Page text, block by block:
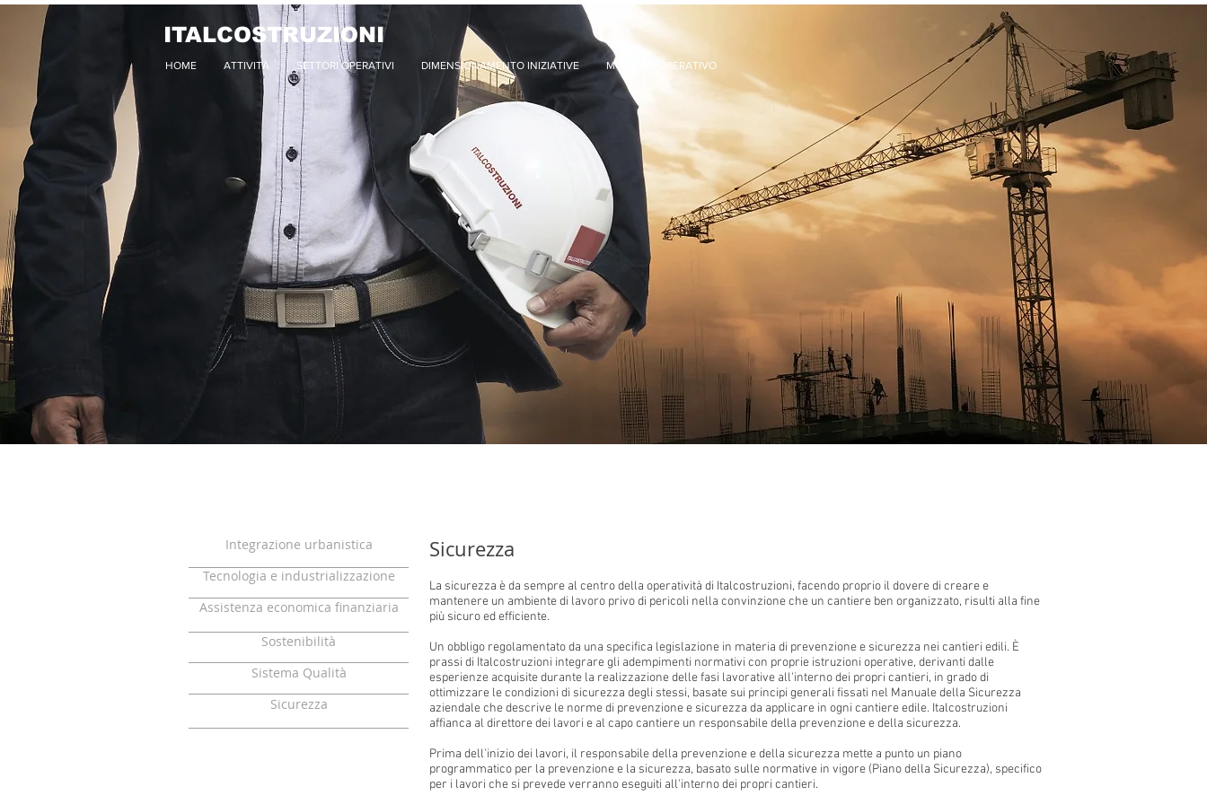
ITALCOSTRUZIONI
HOME ATTIVITÀ SETTORI OPERATIVI DIMENSIONAMENTO INIZIATIVE MODELLO OPERATIVO
Integrazione urbanistica
Assistenza economica finanziaria
Tecnologia e industrializzazione
Sostenibilità
Sistema Qualità
Sicurezza
Sicurezza
La sicurezza è da sempre al centro della operatività di Italcostruzioni, facendo proprio il dovere di creare e
mantenere un ambiente di lavoro privo di pericoli nella convinzione che un cantiere ben organizzato, risulti alla fine
più sicuro ed efficiente.
Un obbligo regolamentato da una specifica legislazione in materia di prevenzione e sicurezza nei cantieri edili. È
prassi di Italcostruzioni integrare gli adempimenti normativi con proprie istruzioni operative, derivanti dalle
esperienze acquisite durante la realizzazione delle fasi lavorative all'interno dei propri cantieri, in grado di
ottimizzare le condizioni di sicurezza degli stessi, basate sui principi generali fissati nel Manuale della Sicurezza
aziendale che descrive le norme di prevenzione e sicurezza da applicare in ogni cantiere edile. Italcostruzioni
affianca al direttore dei lavori e al capo cantiere un responsabile della prevenzione e della sicurezza.
Prima dell'inizio dei lavori, il responsabile della prevenzione e della sicurezza mette a punto un piano
programmatico per la prevenzione e la sicurezza, basato sulle normative in vigore (Piano della Sicurezza), specifico
per i lavori che si prevede verranno eseguiti all'interno dei propri cantieri.